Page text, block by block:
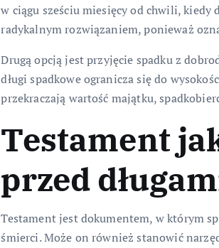
w ciągu sześciu miesięcy od chwili, kiedy
radykalnym rozwiązaniem, ponieważ
Drugą opcją jest przyjęcie spadku z
długi spadkowe ogranicza się do
przekraczają wartość majątku,
Testament
przed
Testament jest dokumentem, w którym
śmierci. Może on również stanowić